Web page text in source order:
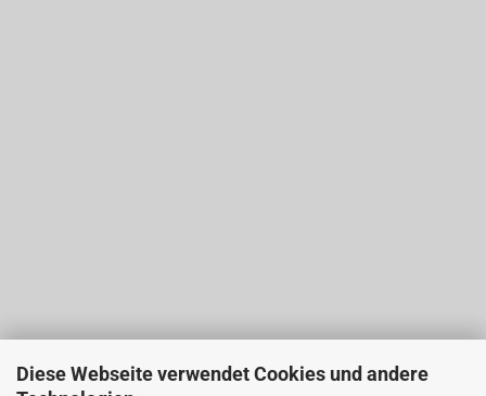
Diese Webseite verwendet Cookies und andere